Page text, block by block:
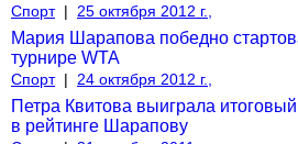
Спорт | 25 октября 2012 г.,
Мария Шарапова победно
турнире WTA
Спорт | 24 октября 2012 г.,
Петра Квитова выиграла
в рейтинге Шарапову